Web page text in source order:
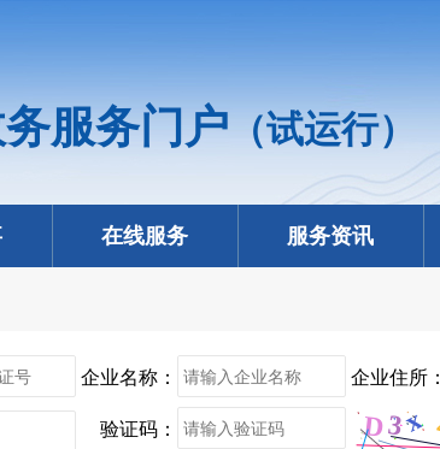
服务门户（试运行）
在线服务 服务资讯
企业名称： 企业住所：
验证码：